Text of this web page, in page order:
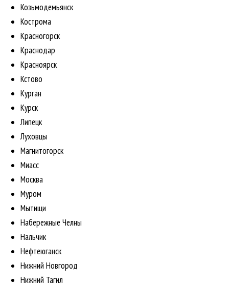
Козьмодемьянск
Кострома
Красногорск
Краснодар
Красноярск
Кстово
Курган
Курск
Липецк
Луховцы
Магнитогорск
Миасс
Москва
Муром
Мытищи
Набережные Челны
Нальчик
Нефтеюганск
Нижний Новгород
Нижний Тагил